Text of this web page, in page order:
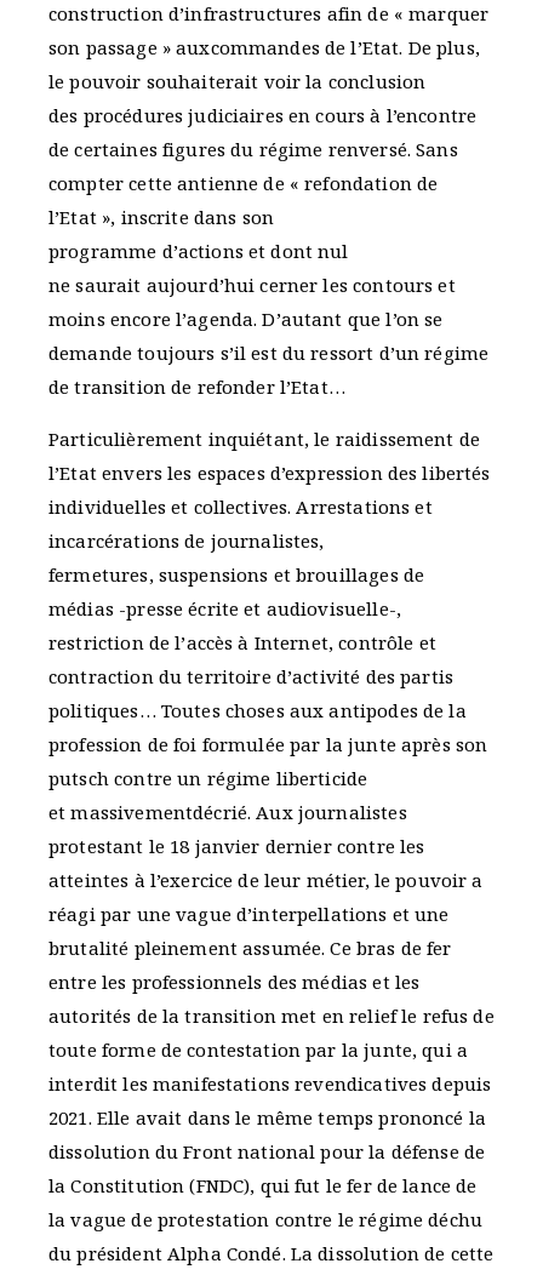
construction d’infrastructures afin de « marquer
son passage » auxcommandes de l’Etat. De plus,
le pouvoir souhaiterait voir la conclusion
des procédures judiciaires en cours à l’encontre
de certaines figures du régime renversé. Sans
compter cette antienne de « refondation de
l’Etat », inscrite dans son
programme d’actions et dont nul
ne saurait aujourd’hui cerner les contours et
moins encore l’agenda. D’autant que l’on se
demande toujours s’il est du ressort d’un régime
de transition de refonder l’Etat…
Particulièrement inquiétant, le raidissement de
l’Etat envers les espaces d’expression des libertés
individuelles et collectives. Arrestations et
incarcérations de journalistes,
fermetures, suspensions et brouillages de
médias -presse écrite et audiovisuelle-,
restriction de l’accès à Internet, contrôle et
contraction du territoire d’activité des partis
politiques… Toutes choses aux antipodes de la
profession de foi formulée par la junte après son
putsch contre un régime liberticide
et massivementdécrié. Aux journalistes
protestant le 18 janvier dernier contre les
atteintes à l’exercice de leur métier, le pouvoir a
réagi par une vague d’interpellations et une
brutalité pleinement assumée. Ce bras de fer
entre les professionnels des médias et les
autorités de la transition met en relief le refus de
toute forme de contestation par la junte, qui a
interdit les manifestations revendicatives depuis
2021. Elle avait dans le même temps prononcé la
dissolution du Front national pour la défense de
la Constitution (FNDC), qui fut le fer de lance de
la vague de protestation contre le régime déchu
du président Alpha Condé. La dissolution de cette